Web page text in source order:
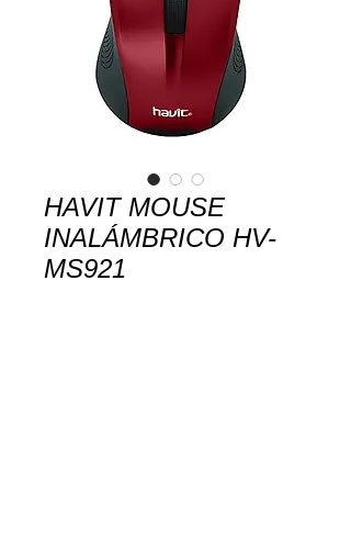
HAVIT MOUSE
INALÁMBRICO HV-
MS921